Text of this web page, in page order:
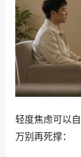
轻度焦虑可以
万别再死撑：